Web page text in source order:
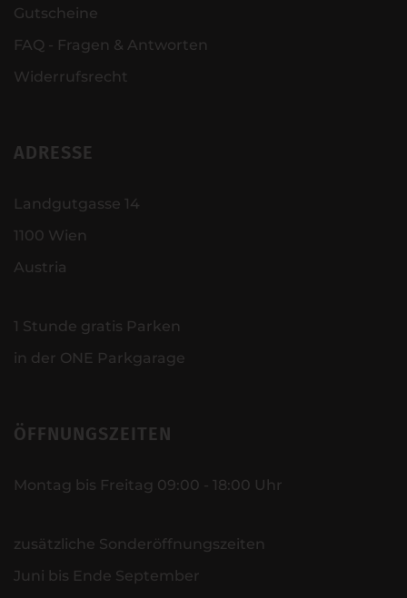
Gutscheine
FAQ - Fragen & Antworten
Widerrufsrecht
ADRESSE
Landgutgasse 14
1100 Wien
Austria
1 Stunde gratis Parken
in der ONE Parkgarage
ÖFFNUNGSZEITEN
Montag bis Freitag 09:00 - 18:00 Uhr
zusätzliche Sonderöffnungszeiten
Juni bis Ende September